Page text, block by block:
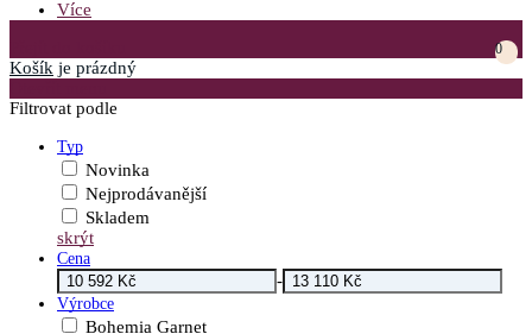
Více
0
Košík je prázdný
Filtrovat podle
Typ
Novinka
Nejprodávanější
Skladem
skrýt
Cena
-
Výrobce
Bohemia Garnet